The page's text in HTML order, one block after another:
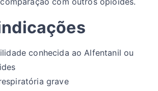
conhecida ao Alfentanil ou
grave